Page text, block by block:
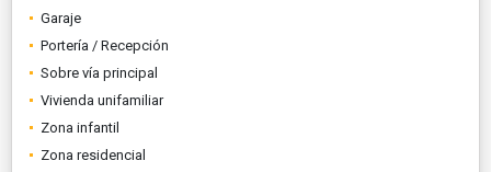
Garaje
Portería / Recepción
Sobre vía principal
Vivienda unifamiliar
Zona infantil
Zona residencial